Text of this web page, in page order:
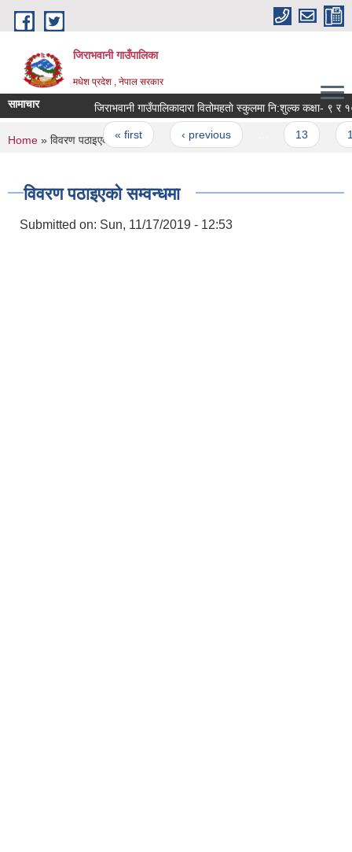
Skip to main content
जिराभवानी गाउँपालिका
मधेश प्रदेश , नेपाल सरकार
सामाचार
Pages
« first ‹ previous
You are here
Home » विवरण पठाइएको सम्वन्धमा
विवरण पठाइएको सम्वन्धमा
Submitted on: Sun, 11/17/2019 - 12:53